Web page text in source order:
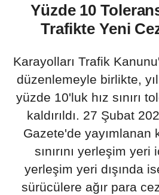
Yüzde 10
Trafikte Yeni
Karayolları Trafik
düzenlemeyle birlikte,
yüzde 10'luk hız sınırı
kaldırıldı. 27 Şubat
Gazete'de yayımlanan
sınırını yerleşim
yerleşim yeri dışında
sürücülere ağır para